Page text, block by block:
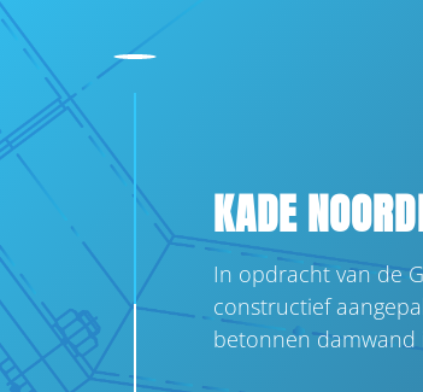
KADE
In opdracht van de
constructief
betonnen